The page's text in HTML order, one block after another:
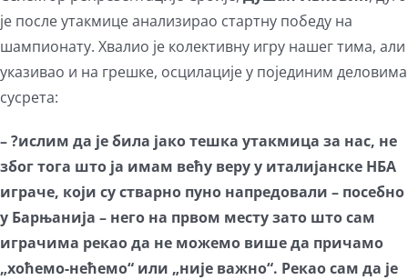
је после утакмице анализирао стартну победу на
шампионату. Хвалио је колективну игру нашег тима, али
указивао и на грешке, осцилације у појединим деловима
сусрета:
– ?ислим да је била јако тешка утакмица за нас, не
због тога што ја имам већу веру у италијанске НБА
играче, који су стварно пуно напредовали – посебно
у Барњанија – него на првом месту зато што сам
играчима рекао да не можемо више да причамо
„хоћемо-нећемо“ или „није важно“. Рекао сам да је